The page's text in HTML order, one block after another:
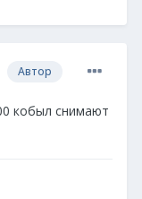
Автор
кобыл снимают